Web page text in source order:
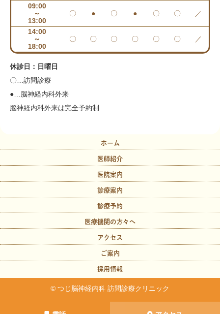
09:00
～
13:00
〇 ● 〇 ● 〇 〇 ／
14:00
～
18:00
〇 〇 〇 〇 〇 〇 ／
休診日：日曜日
〇…訪問診療
●…脳神経内科外来
脳神経内科外来は完全予約制
ホーム
医師紹介
医院案内
診療案内
診療予約
医療機関の方々へ
アクセス
ご案内
採用情報
© つじ脳神経内科 訪問診療クリニック